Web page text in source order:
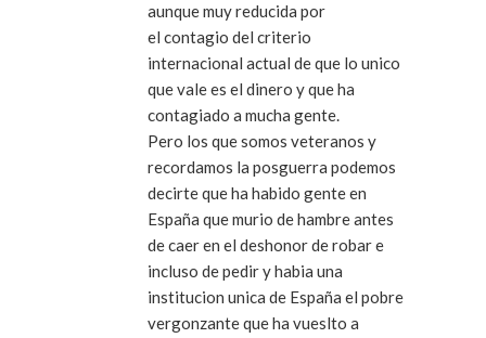
aunque muy reducida por
el contagio del criterio
internacional actual de que lo unico
que vale es el dinero y que ha
contagiado a mucha gente.
Pero los que somos veteranos y
recordamos la posguerra podemos
decirte que ha habido gente en
España que murio de hambre antes
de caer en el deshonor de robar e
incluso de pedir y habia una
institucion unica de España el pobre
vergonzante que ha vueslto a